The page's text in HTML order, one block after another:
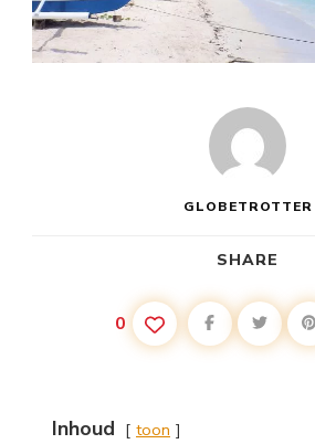
GLOBETROTTER
SHARE
0
Inhoud toon